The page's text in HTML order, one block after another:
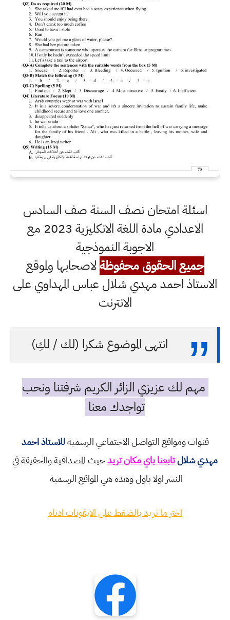
اسئلة امتحان نصف السنة صف السادس
الاعدادي مادة اللغة الانكليزية 2023 مع
الاجوبة النموذجية
جميع الحقوق محفوظةلاصحابها ولموقع
الاستاذ احمد مهدي شلال عباس المهداوي على
الانترنت
انتهى الموضوع شكرا (لك / لكِ)
مهم لك عزيزي الزائر الكريم شرفتنا ونحب
تواجدك معنا
قنوات ومواقع التواصل الاجتماعي الرسميةللاستاذ احمد
مهدي شلالتابعنا باي مكان تريدحيث المصداقية والحقيقة في
النشر اولا باول وهذه هي المواقع الرسمية
اختر ما تريد بالضغط على الايقونات ادناه